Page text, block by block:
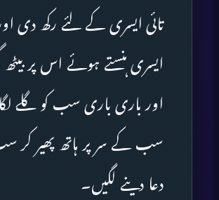
تائی ایسری کے لئے رکھ دی
ایسری ہنستے ہوئے اس پر بیٹھ
اور باری باری سب کو گلے
سب کے سر پر ہاتھ پھیر کر
دعا دینے لگیں۔